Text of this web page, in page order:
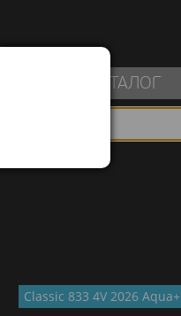
КАТАЛОГ
Classic 833 4V 2026 Aqua+